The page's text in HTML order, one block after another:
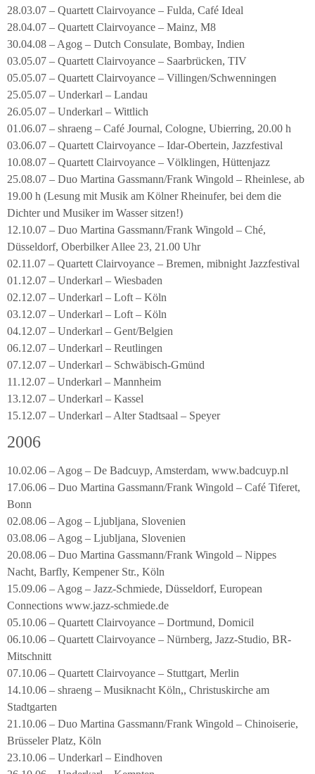
28.03.07 – Quartett Clairvoyance – Fulda, Café Ideal
28.04.07 – Quartett Clairvoyance – Mainz, M8
30.04.08 – Agog – Dutch Consulate, Bombay, Indien
03.05.07 – Quartett Clairvoyance – Saarbrücken, TIV
05.05.07 – Quartett Clairvoyance – Villingen/Schwenningen
25.05.07 – Underkarl – Landau
26.05.07 – Underkarl – Wittlich
01.06.07 – shraeng – Café Journal, Cologne, Ubierring, 20.00 h
03.06.07 – Quartett Clairvoyance – Idar-Obertein, Jazzfestival
10.08.07 – Quartett Clairvoyance – Völklingen, Hüttenjazz
25.08.07 – Duo Martina Gassmann/Frank Wingold – Rheinlese, ab
19.00 h (Lesung mit Musik am Kölner Rheinufer, bei dem die
Dichter und Musiker im Wasser sitzen!)
12.10.07 – Duo Martina Gassmann/Frank Wingold – Ché,
Düsseldorf, Oberbilker Allee 23, 21.00 Uhr
02.11.07 – Quartett Clairvoyance – Bremen, mibnight Jazzfestival
01.12.07 – Underkarl – Wiesbaden
02.12.07 – Underkarl – Loft – Köln
03.12.07 – Underkarl – Loft – Köln
04.12.07 – Underkarl – Gent/Belgien
06.12.07 – Underkarl – Reutlingen
07.12.07 – Underkarl – Schwäbisch-Gmünd
11.12.07 – Underkarl – Mannheim
13.12.07 – Underkarl – Kassel
15.12.07 – Underkarl – Alter Stadtsaal – Speyer
2006
10.02.06 – Agog – De Badcuyp, Amsterdam, www.badcuyp.nl
17.06.06 – Duo Martina Gassmann/Frank Wingold – Café Tiferet,
Bonn
02.08.06 – Agog – Ljubljana, Slovenien
03.08.06 – Agog – Ljubljana, Slovenien
20.08.06 – Duo Martina Gassmann/Frank Wingold – Nippes
Nacht, Barfly, Kempener Str., Köln
15.09.06 – Agog – Jazz-Schmiede, Düsseldorf, European
Connections www.jazz-schmiede.de
05.10.06 – Quartett Clairvoyance – Dortmund, Domicil
06.10.06 – Quartett Clairvoyance – Nürnberg, Jazz-Studio, BR-
Mitschnitt
07.10.06 – Quartett Clairvoyance – Stuttgart, Merlin
14.10.06 – shraeng – Musiknacht Köln,, Christuskirche am
Stadtgarten
21.10.06 – Duo Martina Gassmann/Frank Wingold – Chinoiserie,
Brüsseler Platz, Köln
23.10.06 – Underkarl – Eindhoven